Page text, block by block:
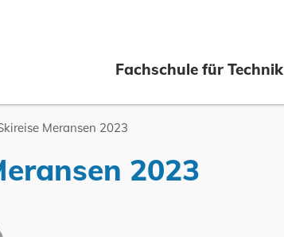
Fachschule für Technik
Meransen 2023
2023